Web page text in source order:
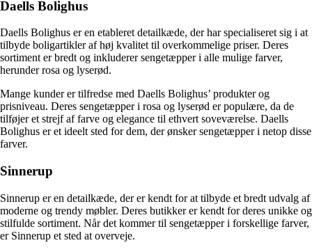
Daells Bolighus
Daells Bolighus er en etableret detailkæde, der har specialiseret sig i at
tilbyde boligartikler af høj kvalitet til overkommelige priser. Deres
sortiment er bredt og inkluderer sengetæpper i alle mulige farver,
herunder rosa og lyserød.
Mange kunder er tilfredse med Daells Bolighus’ produkter og
prisniveau. Deres sengetæpper i rosa og lyserød er populære, da de
tilføjer et strejf af farve og elegance til ethvert soveværelse. Daells
Bolighus er et ideelt sted for dem, der ønsker sengetæpper i netop disse
farver.
Sinnerup
Sinnerup er en detailkæde, der er kendt for at tilbyde et bredt udvalg af
moderne og trendy møbler. Deres butikker er kendt for deres unikke og
stilfulde sortiment. Når det kommer til sengetæpper i forskellige farver,
er Sinnerup et sted at overveje.